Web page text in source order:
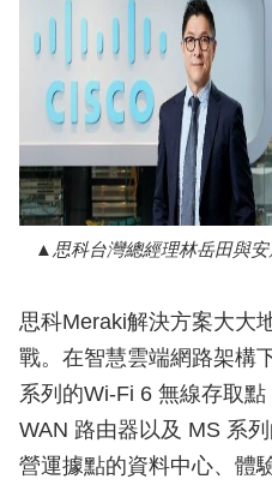
思科台灣總經理林岳田與
思科Meraki解決方案大大
戰。在智慧雲端網路架構
系列的Wi-Fi 6 無線存取
WAN 路由器以及 MS 系
營運據點的資料中心、體